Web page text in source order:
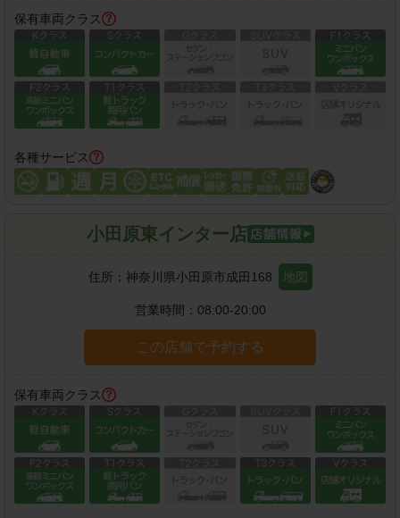
保有車両クラス
各種サービス
小田原東インター店
住所： 神奈川県小田原市成田168 地図
営業時間： 08:00-20:00
この店舗で予約する
保有車両クラス